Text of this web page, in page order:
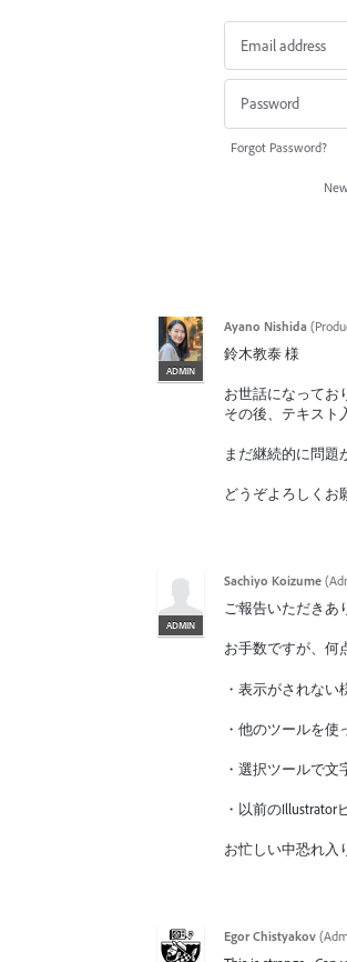
Forgot Password?
ADMIN
Ayano Nishida (
鈴木教泰 様
お世話になってお
その後、テキスト
まだ継続的に問題
どうぞよろしくお
ADMIN
Sachiyo Koizume (
ご報告いただきあ
お手数ですが、何
・表示がされない
・他のツールを
・選択ツールで
・以前の
お忙しい中恐れ入
Egor Chistyakov (